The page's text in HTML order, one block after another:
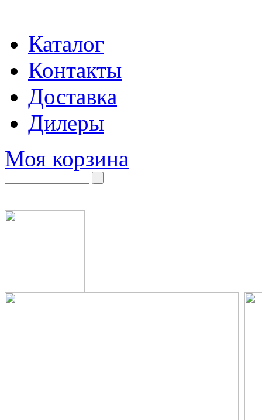
Каталог
Контакты
Доставка
Дилеры
Моя корзина